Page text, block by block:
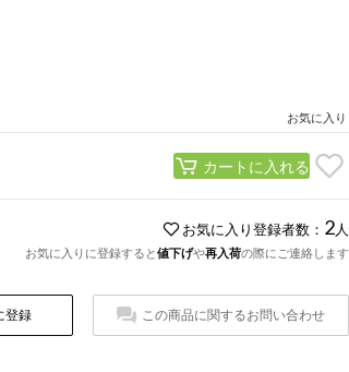
お気に入り
カートに入れる
お気に入り登録者数： 2 人
お気に入りに登録すると値下げや再入荷の際にご連絡します
登録 この商品に関するお問い合わせ